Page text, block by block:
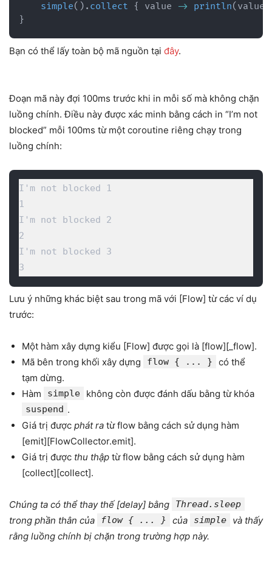
simple( ) . collect { value -> println( value
}
Bạn có thể lấy toàn bộ mã nguồn tại đây.
Đoạn mã này đợi 100ms trước khi in mỗi số mà không chặn
luồng chính. Điều này được xác minh bằng cách in “I’m not
blocked” mỗi 100ms từ một coroutine riêng chạy trong
luồng chính:
I'm not blocked 1
1
I'm not blocked 2
2
I'm not blocked 3
3
Lưu ý những khác biệt sau trong mã với [Flow] từ các ví dụ
trước:
Một hàm xây dựng kiểu [Flow] được gọi là [flow][_flow].
Mã bên trong khối xây dựng
flow { ... }
có thể
tạm dừng.
Hàm
simple không còn được đánh dấu bằng từ khóa
suspend .
Giá trị được phát ra từ flow bằng cách sử dụng hàm
[emit][FlowCollector.emit].
Giá trị được thu thập từ flow bằng cách sử dụng hàm
[collect][collect].
Chúng ta có thể thay thế [delay] bằng Thread.sleep
trong phần thân của flow { ... } của simple
và thấy
rằng luồng chính bị chặn trong trường hợp này.